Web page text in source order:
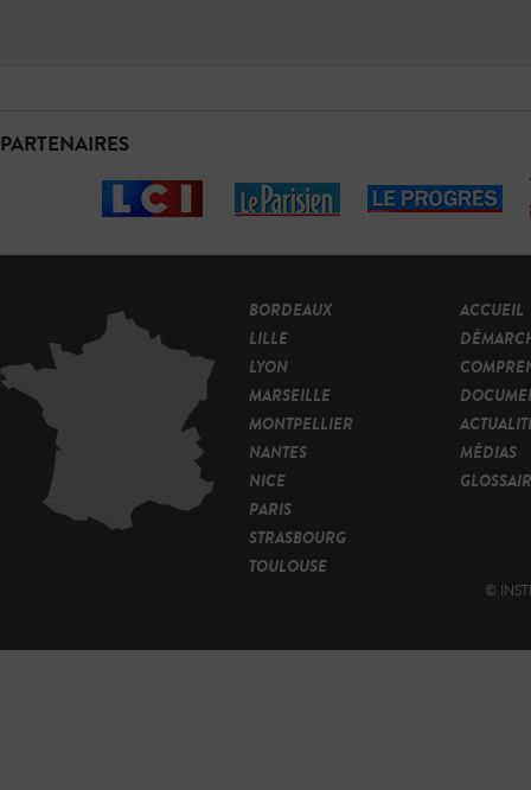
PARTENAIRES
BORDEAUX
LILLE
LYON
MARSEILLE
MONTPELLIER
NANTES
NICE
PARIS
STRASBOURG
TOULOUSE
ACCUEIL
MÉDIAS
©